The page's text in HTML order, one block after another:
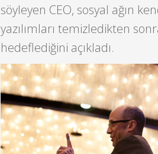
söyleyen CEO, sosyal ağın
yazılımları temizledikten
hedeflediğini açıkladı.